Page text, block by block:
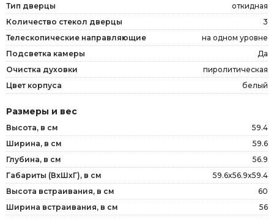
Тип дверцы
откидная
Количество стекол дверцы
3
Телескопические направляющие
на одном уровне
Подсветка камеры
Да
Очистка духовки
пиролитическая
Цвет корпуса
белый
Размеры и вес
Высота, в см
59.4
Ширина, в см
59.6
Глубина, в см
56.9
Габариты (ВxШxГ), в см
59.6x56.9x59.4
Высота встраивания, в см
60
Ширина встраивания, в см
56